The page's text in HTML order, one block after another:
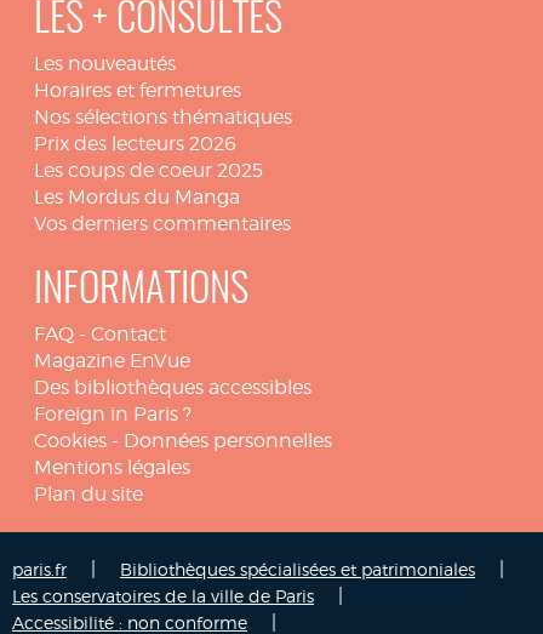
LES + CONSULTÉS
Les nouveautés
Horaires et fermetures
Nos sélections thématiques
Prix des lecteurs 2026
Les coups de coeur 2025
Les Mordus du Manga
Vos derniers commentaires
INFORMATIONS
FAQ - Contact
Magazine EnVue
Des bibliothèques accessibles
Foreign in Paris ?
Cookies - Données personnelles
Mentions légales
Plan du site
paris.fr Bibliothèques spécialisées et patrimoniales
Les conservatoires de la ville de Paris
Accessibilité : non conforme